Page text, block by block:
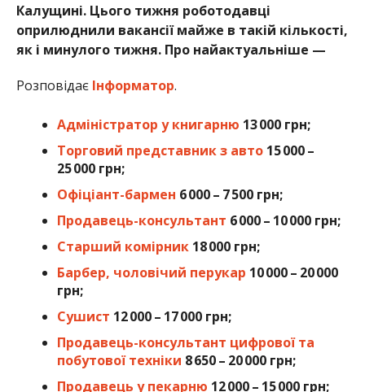
Калущині. Цього тижня роботодавці
оприлюднили вакансії майже в такій кількості,
як і минулого тижня. Про найактуальніше —
Розповідає Інформатор.
Адміністратор у книгарню 13 000 грн;
Торговий представник з авто 15 000 –
25 000 грн;
Офіціант-бармен 6 000 – 7 500 грн;
Продавець-консультант 6 000 – 10 000 грн;
Старший комірник18 000 грн;
Барбер, чоловічий перукар 10 000 – 20 000
грн;
Сушист 12 000 – 17 000 грн;
Продавець-консультант цифрової та
побутової техніки 8 650 – 20 000 грн;
Продавець у пекарню 12 000 – 15 000 грн;